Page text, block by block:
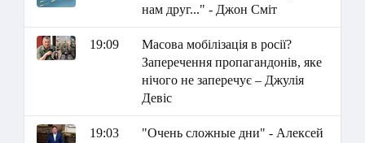
нам друг..." - Джон Сміт
19:09
Масова мобілізація в росії?
Заперечення пропагандонів, яке
нічого не заперечує – Джулія
Девіс
19:03
"Очень сложные дни" - Алексей